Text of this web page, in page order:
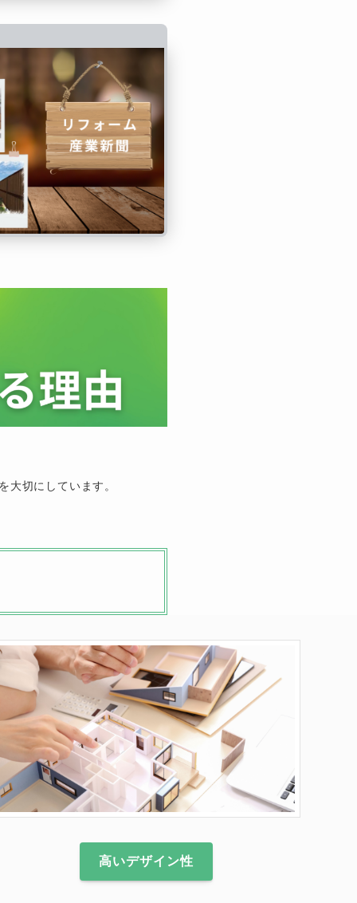
大切にしています。
高いデザイン性